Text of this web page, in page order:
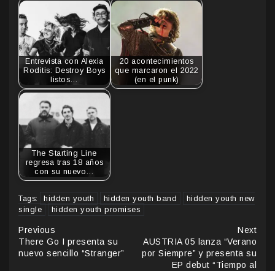
Entrevista con Alexia
Roditis: Destroy Boys
listos…
20 acontecimientos
que marcaron el 2022
(en el punk)
The Starting Line
regresa tras 18 años
con su nuevo…
Tags: hidden youth hidden youth band
hidden youth new
single
hidden youth promises
Continue
Reading
Previous
There Go I presenta su
nuevo sencillo “Stranger”
Next
AUSTRIA 05 lanza “Verano
por Siempre” y presenta su
EP debut “Tiempo al